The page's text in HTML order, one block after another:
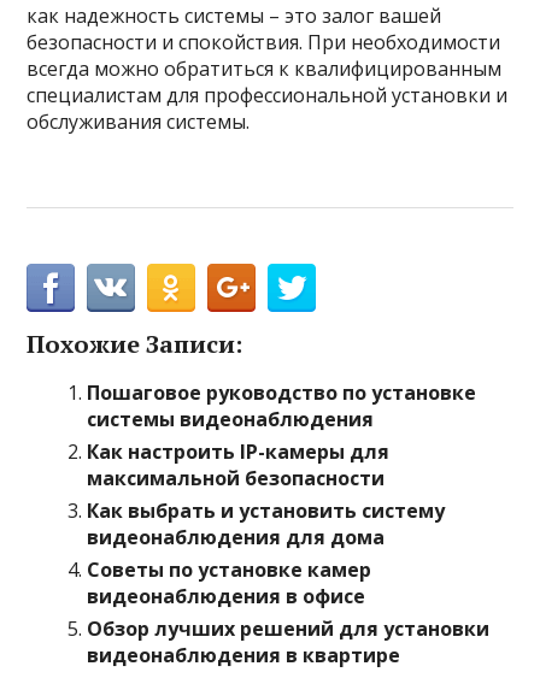
как надежность системы – это залог вашей
безопасности и спокойствия. При необходимости
всегда можно обратиться к квалифицированным
специалистам для профессиональной установки и
обслуживания системы.
Похожие Записи:
Пошаговое руководство по установке
системы видеонаблюдения
Как настроить IP-камеры для
максимальной безопасности
Как выбрать и установить систему
видеонаблюдения для дома
Советы по установке камер
видеонаблюдения в офисе
Обзор лучших решений для установки
видеонаблюдения в квартире